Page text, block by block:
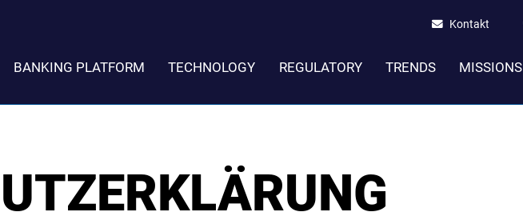
Kontakt
BANKING PLATFORM TECHNOLOGY REGULATORY TRENDS MISSIONS